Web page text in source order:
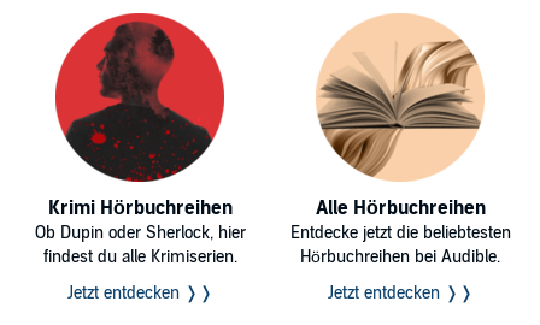
Krimi Hörbuchreihen
Ob Dupin oder Sherlock, hier
findest du alle Krimiserien.
Jetzt entdecken ❭❭
Alle Hörbuchreihen
Entdecke jetzt die beliebtesten
Hörbuchreihen bei Audible.
Jetzt entdecken ❭❭